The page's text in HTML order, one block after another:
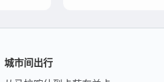
城市间出行